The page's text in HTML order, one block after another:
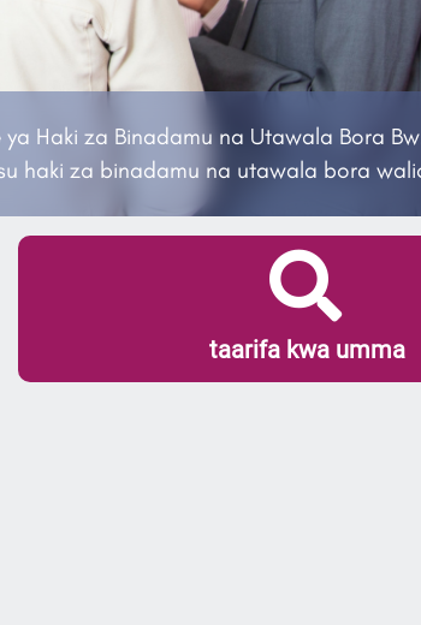
Haki za Binadamu na Utawala Bora
haki za binadamu na utawala bora
taarifa kwa umma